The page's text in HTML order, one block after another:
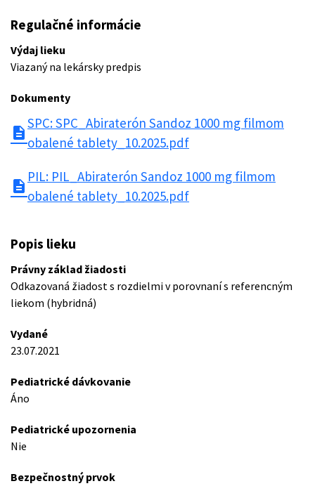
Regulačné informácie
Výdaj lieku
Viazaný na lekársky predpis
Dokumenty
description
SPC: SPC_Abiraterón Sandoz 1000 mg filmom
obalené tablety_10.2025.pdf
description
PIL: PIL_Abiraterón Sandoz 1000 mg filmom
obalené tablety_10.2025.pdf
Popis lieku
Právny základ žiadosti
Odkazovaná žiadost s rozdielmi v porovnaní s referencným
liekom (hybridná)
Vydané
23.07.2021
Pediatrické dávkovanie
Áno
Pediatrické upozornenia
Nie
Bezpečnostný prvok